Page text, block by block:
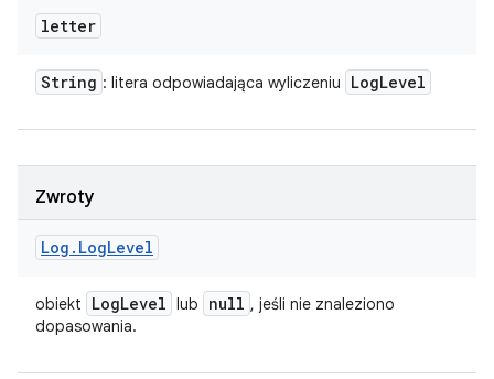
letter
String : litera odpowiadająca wyliczeniu LogLevel
Zwroty
Log . LogLevel
obiekt LogLevel lub null , jeśli nie znaleziono
dopasowania.